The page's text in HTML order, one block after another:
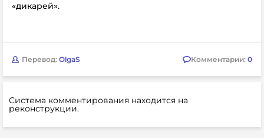
«дикарей».
Перевод: OlgaS Комментарии: 0
Система комментирования находится на
реконструкции.